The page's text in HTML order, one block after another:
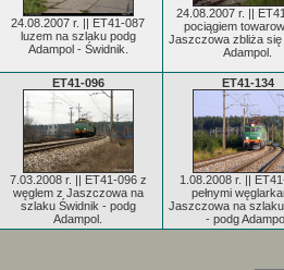
24.08.2007 r. || ET41-087
luzem na szlaku podg
Adampol - Świdnik.
24.08.2007 r. ||
pociągiem
Jaszczowa zbliża się
Adampol.
ET41-096
7.03.2008 r. || ET41-096 z
węglem z Jaszczowa na
szlaku Świdnik - podg
Adampol.
ET41-134
1.08.2008 r. ||
pełnymi
Jaszczowa na
- podg